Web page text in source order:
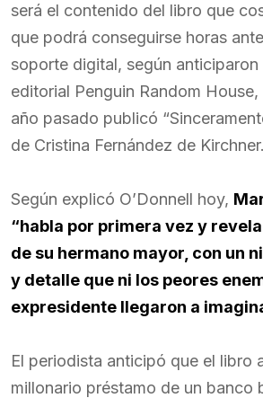
será el contenido del libro que
que podrá conseguirse horas
soporte digital, según anticiparon
editorial Penguin Random House,
año pasado publicó
de Cristina Fernández de Kirchner.
Según explicó O’Donnell hoy,
“habla por primera vez y
de su hermano mayor, con un
y detalle que ni los peores
expresidente llegaron a
El periodista anticipó que el libro
millonario préstamo de un banco